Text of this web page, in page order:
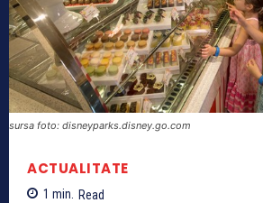
sursa foto: disneyparks.disney.go.com
ACTUALITATE
1 min. Read